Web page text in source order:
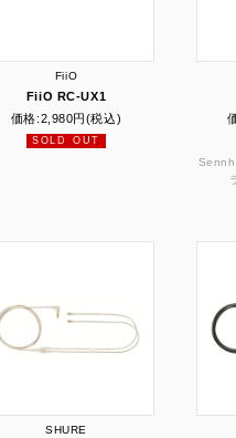
FiiO
FiiO RC-UX1
価格:2,980円(税込)
SOLD OUT
SHURE